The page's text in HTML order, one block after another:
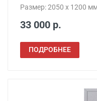
Размер: 2050 x 1200
33 000 р.
ПОДРОБНЕЕ